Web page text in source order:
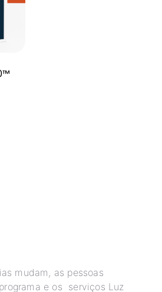
mudam, as pessoas
e os serviços Luz